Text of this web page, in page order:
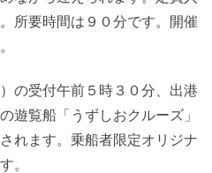
所要時間は９０分です。開催
の受付午前５時３０分、出港
遊覧船「うずしおクルーズ」
れます。乗船者限定オリジナ
。